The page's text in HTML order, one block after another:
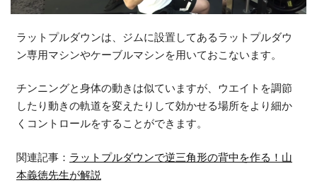
ラットプルダウンは、ジムに設置してあるラットプルダウ
ン専用マシンやケーブルマシンを用いておこないます。
チンニングと身体の動きは似ていますが、ウエイトを調節
したり動きの軌道を変えたりして効かせる場所をより細か
くコントロールをすることができます。
関連記事： ラットプルダウンで逆三角形の背中を作る！山
本義徳先生が解説